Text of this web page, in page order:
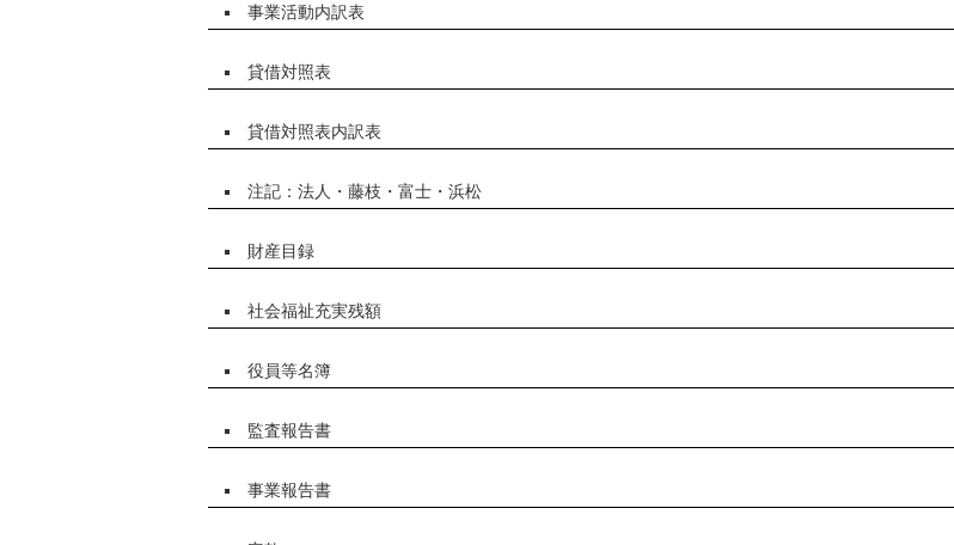
事業活動内訳表
貸借対照表
貸借対照表内訳表
注記：法人・藤枝・富士・浜松
財産目録
社会福祉充実残額
役員等名簿
監査報告書
事業報告書